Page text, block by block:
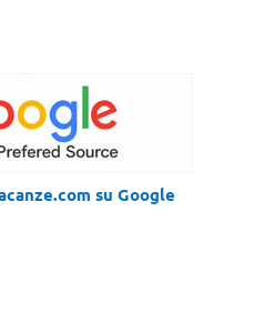
su Google